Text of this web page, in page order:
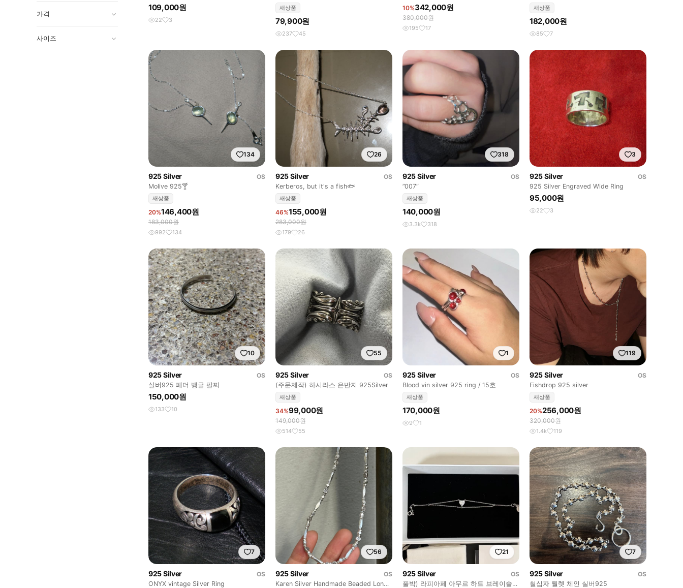
가격
사이즈
109,000원
22 3
즈 레이어드 포인트 목걸이
새상품
79,900원
237 45
스컬 링
10%342,000원
380,000원
195 17
새상품
182,000원
85 7
134
925 Silver
OS
Molive 925🍸
새상품
20%146,400원
183,000원
992 134
26
925 Silver
OS
Kerberos, but it's a fish🐟
새상품
46%155,000원
283,000원
179 26
318
925 Silver
OS
”007“
새상품
140,000원
3.3k 318
3
925 Silver
OS
925 Silver Engraved Wide Ring
95,000원
22 3
10
925 Silver
OS
실버925 페더 뱅글 팔찌
150,000원
133 10
55
925 Silver
OS
(주문제작) 하시라스 은반지 925Silver
새상품
34%99,000원
149,000원
514 55
1
925 Silver
OS
Blood vin silver 925 ring / 15호
새상품
170,000원
9 1
119
925 Silver
OS
Fishdrop 925 silver
새상품
20%256,000원
320,000원
1.4k 119
7
925 Silver
OS
ONYX vintage Silver Ring
56
925 Silver
OS
Karen Silver Handmade Beaded Long
21
925 Silver
OS
풀박) 라피아페 아무르 하트 브레이슬릿
7
925 Silver
OS
철십자 월렛 체인 실버925